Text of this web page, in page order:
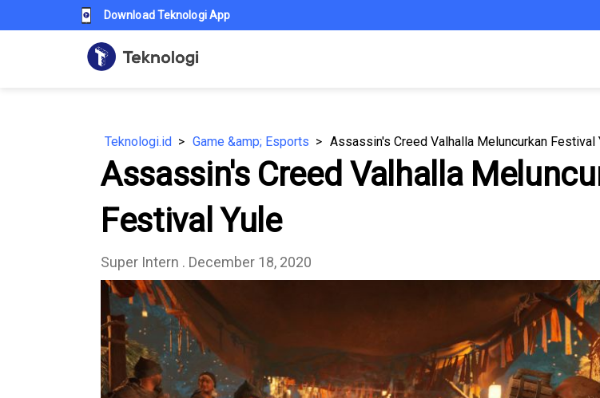
Download Teknologi App
Teknologi.id Game &amp; Esports Assassin's Creed Valhalla Meluncurkan Festival
Assassin's Creed Valhalla
Festival Yule
Super Intern . December 18, 2020